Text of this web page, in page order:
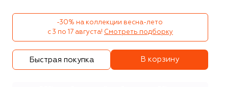
-30% на коллекции весна-лето
с 3 по 17 августа! Смотреть подборку
Быстрая покупка В корзину